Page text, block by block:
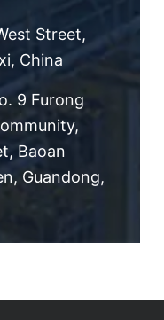
Street,
China
9 Furong
Baoan
Guandong,